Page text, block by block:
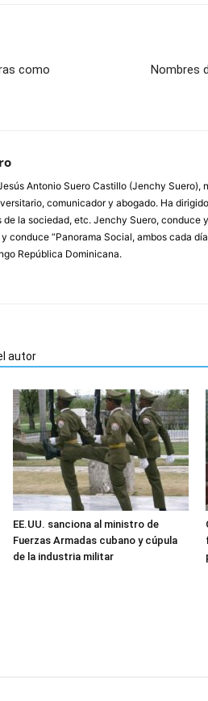
como
Nombres
Antonio Suero Castillo (Jenchy Suero),
comunicador y abogado. Ha
la sociedad, etc. Jenchy Suero, conduce
y conduce “Panorama Social, ambos cada
República Dominicana.
autor
EE.UU. sanciona al ministro de
Fuerzas Armadas cubano y cúpula
de la industria militar